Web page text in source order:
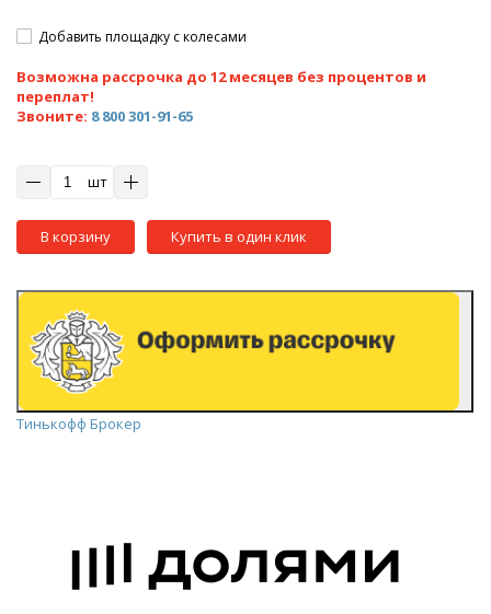
Добавить площадку с колесами
Возможна рассрочка до 12 месяцев без процентов и
переплат!
Звоните: 8 800 301-91-65
шт
В корзину Купить в один клик
Тинькофф Брокер